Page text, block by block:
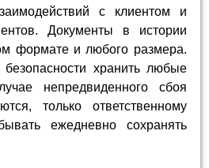
с клиентом и
Документы в истории
формате и любого размера.
хранить любые
непредвиденного сбоя
только ответственному
ежедневно сохранять